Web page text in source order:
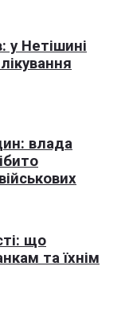
у Нетішині
влада
що
та їхнім